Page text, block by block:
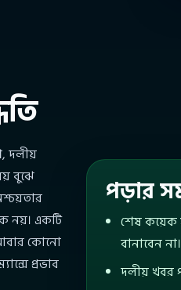
দলীয়
বুঝে
নয়। একটি
আবার কোনো
প্রভাব
পড়ার
শেষ কয়েক
বানাবেন না।
দলীয় খবর